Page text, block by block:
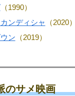
（1990）
ンディシャ （2020）
ン （2019）
のサメ映画